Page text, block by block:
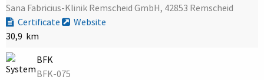
Sana Fabricius-Klinik Remscheid GmbH, 42853 Remscheid
Certificate
Website
30,9 km
BFK
BFK-075